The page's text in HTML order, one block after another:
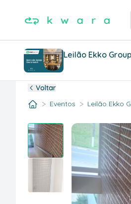
Leilão Ekko
Voltar
> Eventos > Leilão Ekko